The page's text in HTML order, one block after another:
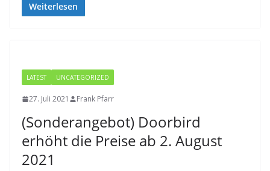
Weiterlesen
LATEST UNCATEGORIZED
27. Juli 2021 Frank Pfarr
(Sonderangebot) Doorbird
erhöht die Preise ab 2. August
2021